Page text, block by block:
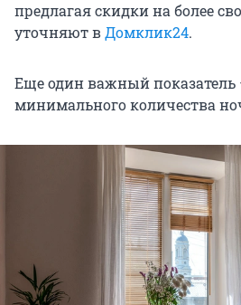
предлагая скидки на более
уточняют вДомклик24.
Еще один важный показатель
минимального количества